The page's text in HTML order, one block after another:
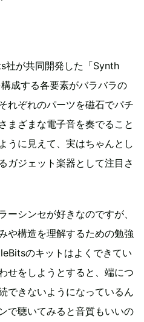
社が共同開発した「Synth
成する各要素がバラバラの
れぞれのパーツを磁石でパチ
まざまな電子音を奏でること
うに見えて、実はちゃんとし
ガジェット楽器として注目さ
ーシンセが好きなのですが、
や構造を理解するための勉強
のキットはよくできてい
せをしようとすると、端につ
できないようになっているん
で聴いてみると音質もいいの